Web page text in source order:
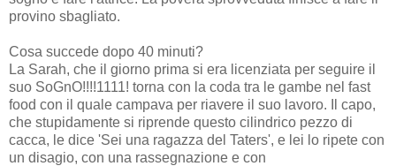
provino sbagliato.
Cosa succede dopo 40 minuti?
La Sarah, che il giorno prima si era licenziata per seguire il
suo SoGnO!!!!1111! torna con la coda tra le gambe nel fast
food con il quale campava per riavere il suo lavoro. Il capo,
che stupidamente si riprende questo cilindrico pezzo di
cacca, le dice 'Sei una ragazza del Taters', e lei lo ripete con
un disagio, con una rassegnazione e con